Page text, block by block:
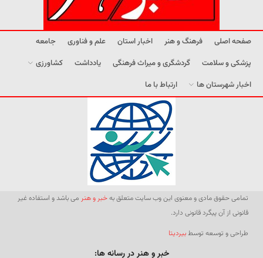
صفحه اصلی فرهنگ و هنر اخبار استان علم و فناوری
جامعه
پزشکی و سلامت
گردشگری و میراث فرهنگی یادداشت
کشاورزی
اخبار شهرستان ها
ارتباط با ما
تمامی حقوق مادی و معنوی این وب سایت متعلق بهخبر و هنر می باشد و استفاده غیر
قانونی از آن پیگرد قانونی دارد.
طراحی و توسعه توسطبیردیتا
خبر و هنر در رسانه ها: